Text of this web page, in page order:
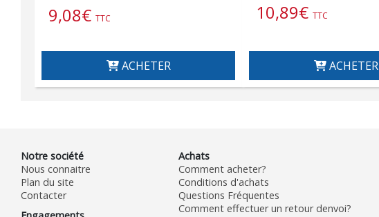
9,08€ TTC
ACHETER
10,89€ TTC
ACHETER
Notre société
Nous connaitre
Plan du site
Contacter
Achats
Comment acheter?
Conditions d'achats
Questions Fréquentes
Comment effectuer un retour denvoi?